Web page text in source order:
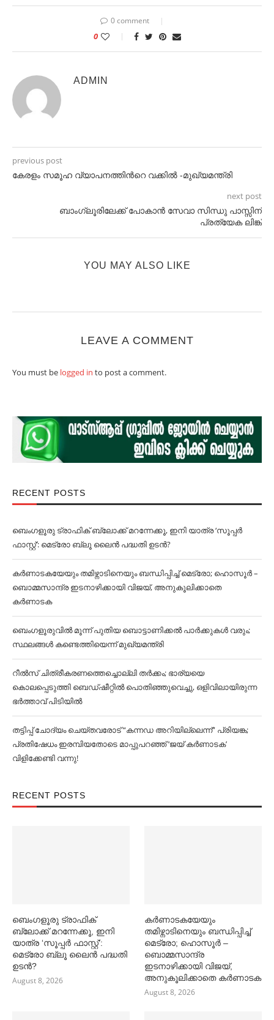
0 comment
0
ADMIN
previous post
കേരളം സമൂഹ വ്യാപനത്തിൻറെ വക്കില്‍ -മുഖ്യമന്ത്രി
next post
ബാംഗ്ലൂരിലേക്ക് പോകാൻ സേവാ സിന്ധു പാസ്സിന്
പ്രത്യേക ലിങ്ക്
YOU MAY ALSO LIKE
LEAVE A COMMENT
You must be logged in to post a comment.
RECENT POSTS
ബെംഗളൂരു ട്രാഫിക് ബ്ലോക്ക് മറന്നേക്കൂ, ഇനി യാത്ര ‘സൂപ്പര്‍
ഫാസ്റ്റ്’: മെട്രോ ബ്ലൂ ലൈൻ പദ്ധതി ഉടൻ?
കര്‍ണാടകയേയും തമിഴ്നാടിനെയും ബന്ധിപ്പിച്ച്‌ മെട്രോ; ഹൊസൂര്‍ –
ബൊമ്മസാന്ദ്ര ഇടനാഴിക്കായി വിജയ്, അനുകൂലിക്കാതെ
കര്‍ണാടക
ബെംഗളൂരുവില്‍ മൂന്ന് പുതിയ ബൊട്ടാണിക്കല്‍ പാര്‍ക്കുകള്‍ വരും;
സ്ഥലങ്ങള്‍ കണ്ടെത്തിയെന്ന് മുഖ്യമന്ത്രി
റീൽസ് ചിത്രീകരണത്തെച്ചൊല്ലി തർക്കം; ഭാര്യയെ
കൊലപ്പെടുത്തി ബെഡ്ഷീറ്റിൽ പൊതിഞ്ഞുവെച്ചു, ഒളിവിലായിരുന്ന
ഭർത്താവ് പിടിയിൽ
തട്ടിപ്പ് ചോദ്യം ചെയ്തവരോട് “കന്നഡ അറിയില്ലെന്ന്” പ്രിയങ്ക;
പ്രതിഷേധം ഇരമ്പിയതോടെ മാപ്പുപറഞ്ഞ് ‘ജയ് കര്‍ണാടക’
വിളിക്കേണ്ടി വന്നു!
RECENT POSTS
ബെംഗളൂരു ട്രാഫിക്
ബ്ലോക്ക് മറന്നേക്കൂ, ഇനി
യാത്ര ‘സൂപ്പര്‍ ഫാസ്റ്റ്’:
മെട്രോ ബ്ലൂ ലൈൻ പദ്ധതി
ഉടൻ?
August 8, 2026
കര്‍ണാടകയേയും
തമിഴ്നാടിനെയും ബന്ധിപ്പിച്ച്‌
മെട്രോ; ഹൊസൂര്‍ –
ബൊമ്മസാന്ദ്ര
ഇടനാഴിക്കായി വിജയ്,
അനുകൂലിക്കാതെ കര്‍ണാടക
August 8, 2026